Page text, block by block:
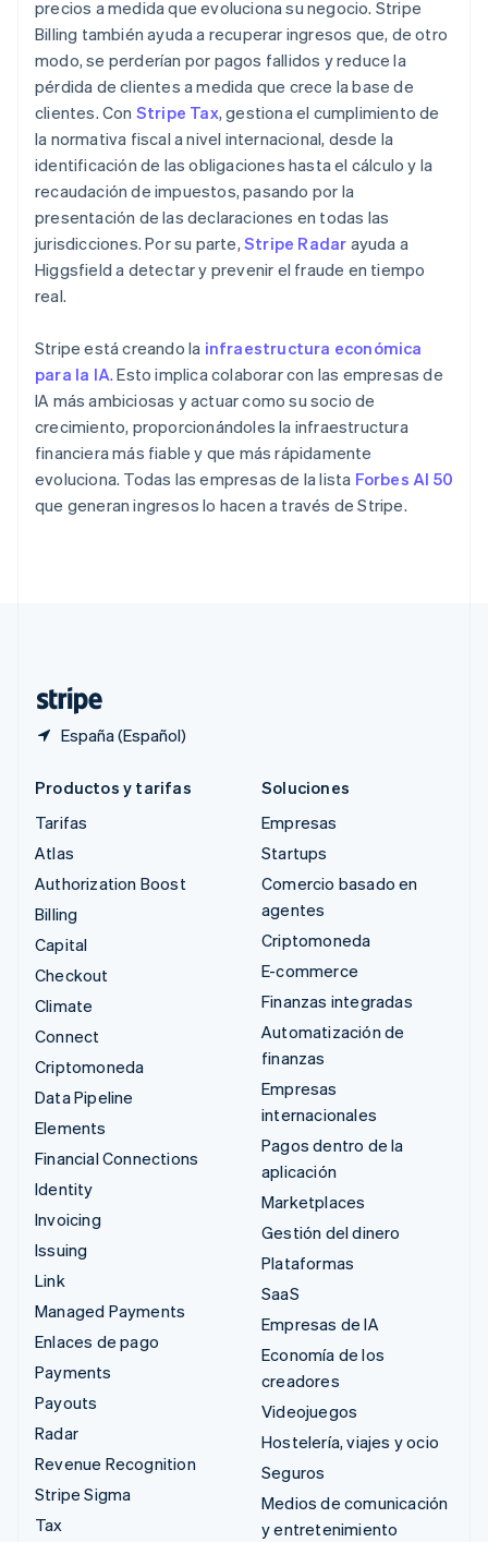
precios a medida que evoluciona su negocio. Stripe
Billing también ayuda a recuperar ingresos que, de otro
modo, se perderían por pagos fallidos y reduce la
pérdida de clientes a medida que crece la base de
clientes. Con Stripe Tax, gestiona el cumplimiento de
la normativa fiscal a nivel internacional, desde la
identificación de las obligaciones hasta el cálculo y la
recaudación de impuestos, pasando por la
presentación de las declaraciones en todas las
jurisdicciones. Por su parte, Stripe Radar ayuda a
Higgsfield a detectar y prevenir el fraude en tiempo
real.
Stripe está creando la infraestructura económica
para la IA. Esto implica colaborar con las empresas de
IA más ambiciosas y actuar como su socio de
crecimiento, proporcionándoles la infraestructura
financiera más fiable y que más rápidamente
evoluciona. Todas las empresas de la lista Forbes AI 50
que generan ingresos lo hacen a través de Stripe.
España (Español)
English 简体中文
Malta
English
México
EspañolEnglish
Noruega
English
Nueva Zelanda
English
Países Bajos
Nederlands English
Polonia
RAE de Hong Kong, China
English简体中文
Reino Unido
English
República Checa
English
Rumanía
English
Productos y tarifas
Tarifas
Atlas
Authorization Boost
Billing
Capital
Checkout
Climate
Connect
Criptomoneda
Data Pipeline
Elements
Financial Connections
Identity
Invoicing
Issuing
Link
Managed Payments
Enlaces de pago
Payments
Payouts
Radar
Revenue Recognition
Stripe Sigma
Tax
Soluciones
Empresas
Startups
Comercio basado en
agentes
Criptomoneda
E-commerce
Finanzas integradas
Automatización de
finanzas
Empresas
internacionales
Pagos dentro de la
aplicación
Marketplaces
Gestión del dinero
Plataformas
SaaS
Empresas de IA
Economía de los
creadores
Videojuegos
Hostelería, viajes y ocio
Seguros
Medios de comunicación
y entretenimiento